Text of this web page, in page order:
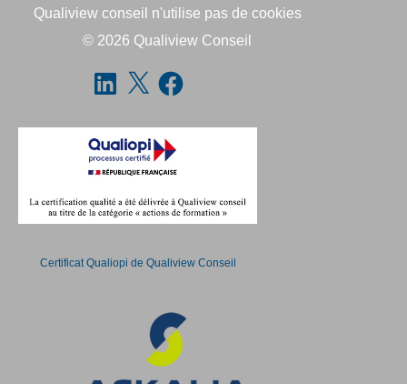
Qualiview conseil n'utilise pas de cookies
© 2026 Qualiview Conseil
Certificat Qualiopi de Qualiview Conseil